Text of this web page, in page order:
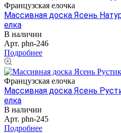
Французская елочка
Массивная доска Ясень
елка
В наличии
Арт. phn-246
Подробнее
Французская елочка
Массивная доска Ясень
елка
В наличии
Арт. phn-245
Подробнее